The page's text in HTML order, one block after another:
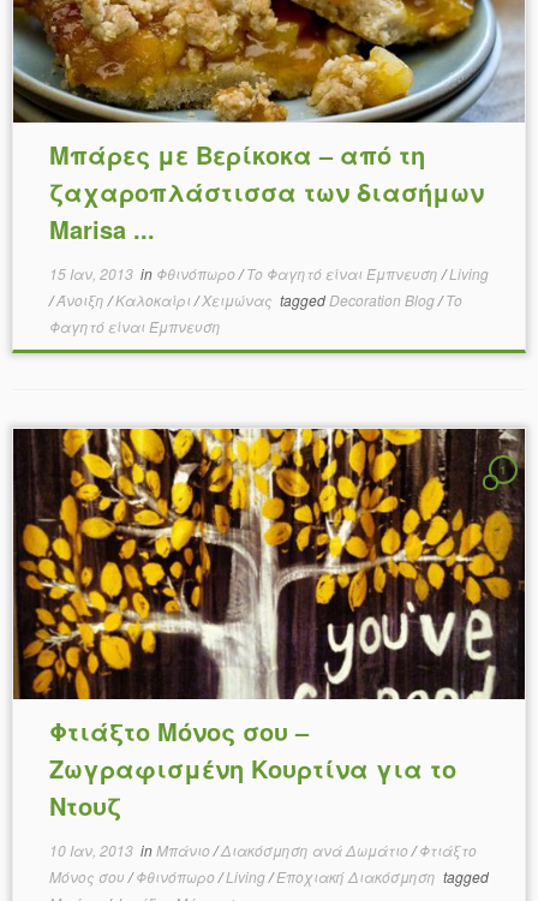
Μπάρες με Βερίκοκα – από τη
ζαχαροπλάστισσα των διασήμων
Marisa ...
15 Ιαν, 2013in Φθινόπωρο /Το Φαγητό είναι Έμπνευση /Living
/Άνοιξη /Καλοκαίρι /Χειμώνας tagged Decoration Blog/Το
Φαγητό είναι Έμπνευση
1
Φτιάξτο Μόνος σου –
Ζωγραφισμένη Κουρτίνα για το
Ντουζ
10 Ιαν, 2013inΜπάνιο /Διακόσμηση ανά Δωμάτιο /Φτιάξτο
Μόνος σου /Φθινόπωρο /Living/Εποχιακή Διακόσμηση tagged